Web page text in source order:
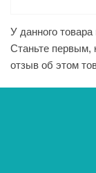
У данного товара
Станьте первым,
отзыв об этом